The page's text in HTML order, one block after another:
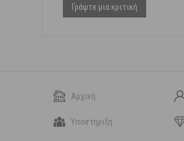
Γράψτε μια κριτική
Αρχική
Υποστήριξη